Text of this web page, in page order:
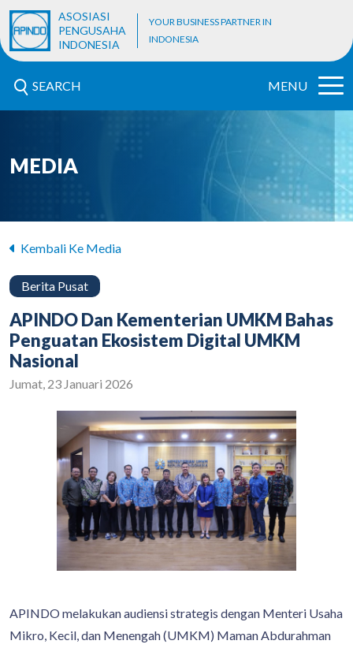
ASOSIASI
PENGUSAHA
INDONESIA
YOUR BUSINESS PARTNER IN
INDONESIA
SEARCH MENU
MEDIA
Kembali Ke Media
Berita Pusat
APINDO Dan Kementerian UMKM Bahas
Penguatan Ekosistem Digital UMKM
Nasional
Jumat, 23 Januari 2026
APINDO melakukan audiensi strategis dengan Menteri Usaha
Mikro, Kecil, dan Menengah (UMKM) Maman Abdurahman